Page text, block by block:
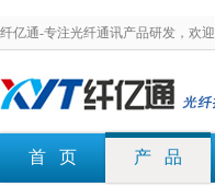
纤亿通-专注光纤通讯产品研发，欢
首 页 产 品